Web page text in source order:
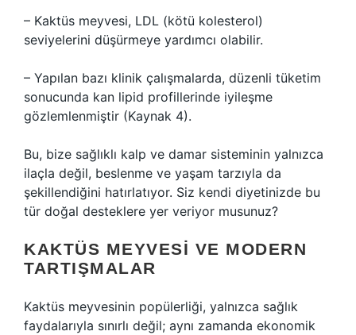
– Kaktüs meyvesi, LDL (kötü kolesterol)
seviyelerini düşürmeye yardımcı olabilir.
– Yapılan bazı klinik çalışmalarda, düzenli tüketim
sonucunda kan lipid profillerinde iyileşme
gözlemlenmiştir (Kaynak 4).
Bu, bize sağlıklı kalp ve damar sisteminin yalnızca
ilaçla değil, beslenme ve yaşam tarzıyla da
şekillendiğini hatırlatıyor. Siz kendi diyetinizde bu
tür doğal desteklere yer veriyor musunuz?
KAKTÜS MEYVESI VE MODERN
TARTIŞMALAR
Kaktüs meyvesinin popülerliği, yalnızca sağlık
faydalarıyla sınırlı değil; aynı zamanda ekonomik